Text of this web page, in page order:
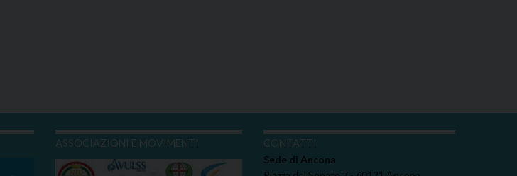
ASSOCIAZIONI E MOVIMENTI
CONTATTI
Sede di Ancona